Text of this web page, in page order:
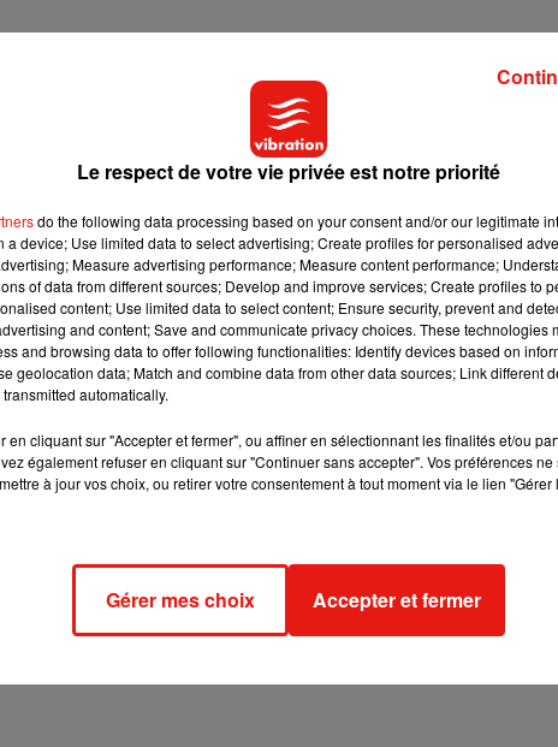
Potter. L’an dernier, la barre des 500 millions de livres vendus a
Depuis le dernier film sorti en 2011, l’univers se prolonge
Surtout, Harry Potter semble toucher toutes les générations,
du magasin de Bourges :
le lundi de 14h à 19h, et du mardi au samedi de 11h à 19h.
Rondin a pour projet de créer une boutique à
Le respect de votre vie privée est notre priorité
do the following data processing based on your consent and/or our legitimate
a device; Use limited data to select advertising; Create profiles for personalised
Measure advertising performance; Measure content performance;
of data from different sources; Develop and improve services; Create profiles to
content; Use limited data to select content; Ensure security, prevent and
and content; Save and communicate privacy choices. These technologies
and browsing data to offer following functionalities: Identify devices based on
geolocation data; Match and combine data from other data sources; Link different
automatically.
en cliquant sur "Accepter et fermer", ou affiner en sélectionnant les finalités et/ou
également refuser en cliquant sur "Continuer sans accepter". Vos préférences
à jour vos choix, ou retirer votre consentement à tout moment via le lien
Gérer mes choix Accepter et fermer